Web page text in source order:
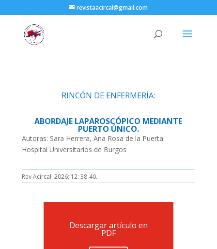
revistaacircal@gmail.com
RINCÓN DE ENFERMERÍA:
ABORDAJE LAPAROSCÓPICO MEDIANTE
PUERTO ÚNICO.
Autoras: Sara Herrera, Ana Rosa de la Puerta
Hospital Universitarios de Burgos
Rev Acircal. 2026; 12: 38-40.
Descargar artículo en
PDF